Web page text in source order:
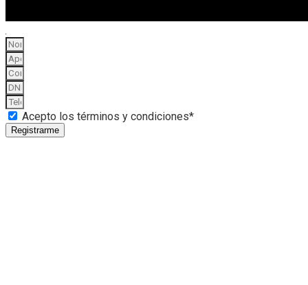
Acepto los términos y condiciones*
Registrarme